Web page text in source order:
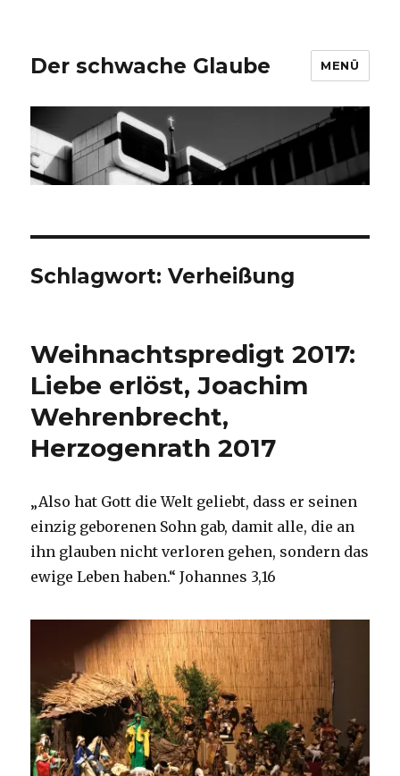
Der schwache Glaube MENÜ
Schlagwort:Verheißung
Weihnachtspredigt 2017:
Liebe erlöst, Joachim
Wehrenbrecht,
Herzogenrath 2017
„Also hat Gott die Welt geliebt, dass er seinen
einzig geborenen Sohn gab, damit alle, die an
ihn glauben nicht verloren gehen, sondern das
ewige Leben haben.“ Johannes 3,16